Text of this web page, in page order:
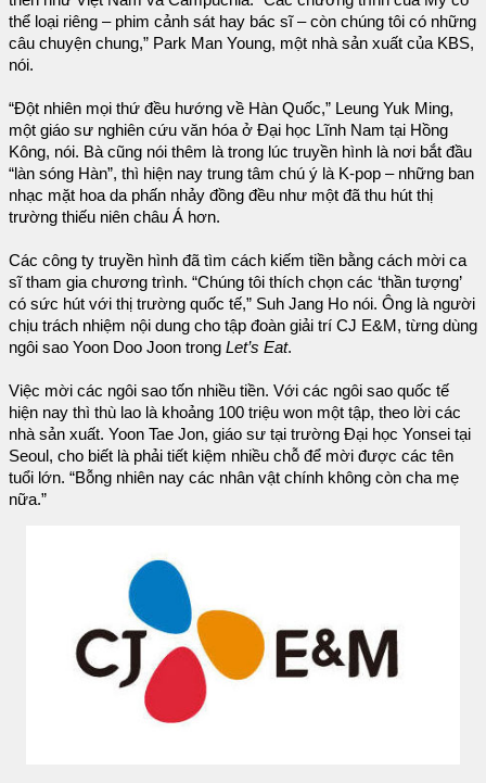
thể loại riêng – phim cảnh sát hay bác sĩ – còn chúng tôi có những
câu chuyện chung,” Park Man Young, một nhà sản xuất của KBS,
nói.
“Đột nhiên mọi thứ đều hướng về Hàn Quốc,” Leung Yuk Ming,
một giáo sư nghiên cứu văn hóa ở Đại học Lĩnh Nam tại Hồng
Kông, nói. Bà cũng nói thêm là trong lúc truyền hình là nơi bắt đầu
“làn sóng Hàn”, thì hiện nay trung tâm chú ý là K-pop – những ban
nhạc mặt hoa da phấn nhảy đồng đều như một đã thu hút thị
trường thiếu niên châu Á hơn.
Các công ty truyền hình đã tìm cách kiếm tiền bằng cách mời ca
sĩ tham gia chương trình. “Chúng tôi thích chọn các ‘thần tượng’
có sức hút với thị trường quốc tế,” Suh Jang Ho nói. Ông là người
chịu trách nhiệm nội dung cho tập đoàn giải trí CJ E&M, từng dùng
ngôi sao Yoon Doo Joon trong Let’s Eat.
Việc mời các ngôi sao tốn nhiều tiền. Với các ngôi sao quốc tế
hiện nay thì thù lao là khoảng 100 triệu won một tập, theo lời các
nhà sản xuất. Yoon Tae Jon, giáo sư tại trường Đại học Yonsei tại
Seoul, cho biết là phải tiết kiệm nhiều chỗ để mời được các tên
tuổi lớn. “Bỗng nhiên nay các nhân vật chính không còn cha mẹ
nữa.”